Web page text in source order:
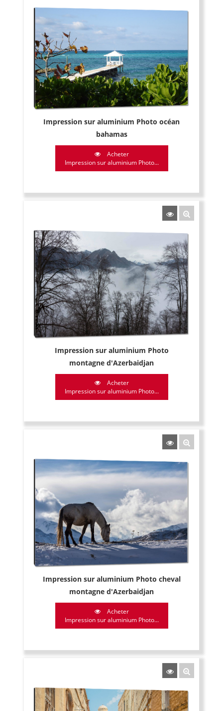
Impression sur aluminium Photo océan
bahamas
Acheter
Impression sur aluminium Photo...
Impression sur aluminium Photo
montagne d'Azerbaidjan
Acheter
Impression sur aluminium Photo...
Impression sur aluminium Photo cheval
montagne d'Azerbaidjan
Acheter
Impression sur aluminium Photo...